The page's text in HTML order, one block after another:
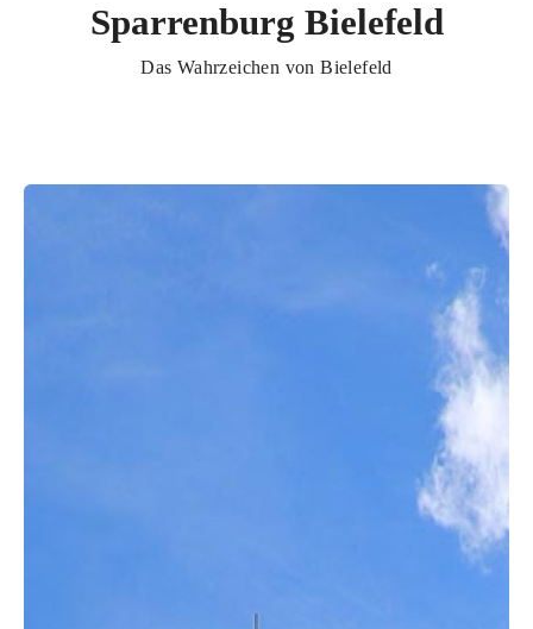
Sparrenburg Bielefeld
Das Wahrzeichen von Bielefeld